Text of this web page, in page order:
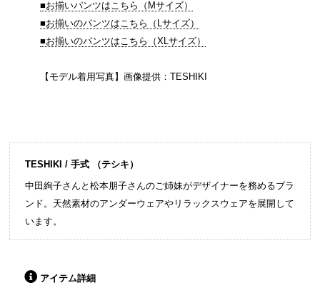
■お揃いパンツはこちら（Mサイズ）
■お揃いのパンツはこちら（Lサイズ）
■お揃いのパンツはこちら（XLサイズ）
【モデル着用写真】画像提供：TESHIKI
TESHIKI / 手式 （テシキ）
中田絢子さんと松本朋子さんのご姉妹がデザイナーを務めるブラ
ンド。天然素材のアンダーウェアやリラックスウェアを展開して
います。
アイテム詳細